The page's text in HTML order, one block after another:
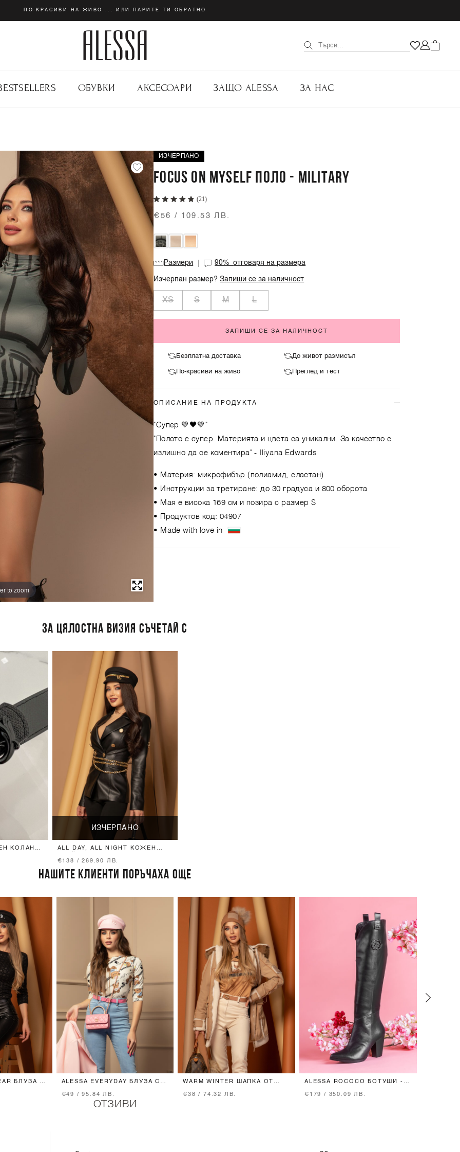
ПО-КРАСИВИ НА ЖИВО ... ИЛИ ПАРИТЕ ТИ ОБРАТНО
ОБУВКИ АКСЕСОАРИ ЗАЩО ALESSA ЗА НАС
to zoom
ИЗЧЕРПАНО
FOCUS ON MYSELF ПОЛО - MILITARY
(21)
€56 / 109.53 ЛВ.
Размери 90%отговаря на размера
Изчерпан размер?Запиши се за наличност
XS S M L
ЗАПИШИ СЕ ЗА НАЛИЧНОСТ
Безплатна доставка До живот размисъл
По-красиви на живо Преглед и тест
ОПИСАНИЕ НА ПРОДУКТА
"Супер 💚🖤💚"
"Полото е супер. Материята и цвета са уникални. За качество е
излишно да се коментира" - Iliyana Edwards
• Материя: микрофибър (полиамид, еластан)
• Инструкции за третиране: до 30 градуса и 800 оборота
• Мая е висока 169 см и позира с размер S
• Продуктов код: 04907
• Made with love in
ЗА ЦЯЛОСТНА ВИЗИЯ СЪЧЕТАЙ С
КОЛАН -
ИЗЧЕРПАНО
ALL DAY, ALL NIGHT КОЖЕН
€138 / 269.90 ЛВ.
НАШИТЕ КЛИЕНТИ ПОРЪЧАХА ОЩЕ
БЛУЗА С
ALESSA EVERYDAY БЛУЗА С
€49 / 95.84 ЛВ.
WARM WINTER ШАПКА ОТ
ПУХЧЕ - MOCHA
€38 / 74.32 ЛВ.
ALESSA ROCOCO БОТУШИ -
€179 / 350.09 ЛВ.
ОТЗИВИ